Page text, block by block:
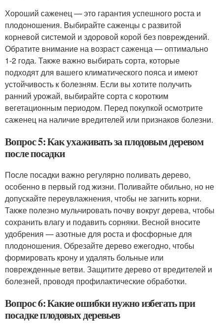
Хороший саженец — это гарантия успешного роста и
плодоношения. Выбирайте саженцы с развитой
корневой системой и здоровой корой без повреждений.
Обратите внимание на возраст саженца — оптимально
1-2 года. Также важно выбирать сорта, которые
подходят для вашего климатического пояса и имеют
устойчивость к болезням. Если вы хотите получить
ранний урожай, выбирайте сорта с коротким
вегетационным периодом. Перед покупкой осмотрите
саженец на наличие вредителей или признаков болезни.
Вопрос 5: Как ухаживать за плодовым деревом
после посадки
После посадки важно регулярно поливать дерево,
особенно в первый год жизни. Поливайте обильно, но не
допускайте переувлажнения, чтобы не загнить корни.
Также полезно мульчировать почву вокруг дерева, чтобы
сохранить влагу и подавить сорняки. Весной вносите
удобрения — азотные для роста и фосфорные для
плодоношения. Обрезайте дерево ежегодно, чтобы
формировать крону и удалять больные или
поврежденные ветви. Защитите дерево от вредителей и
болезней, проводя профилактические обработки.
Вопрос 6: Какие ошибки нужно избегать при
посадке плодовых деревьев